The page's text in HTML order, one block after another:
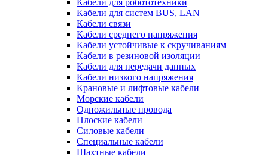
Кабели для робототехники
Кабели для систем BUS, LAN
Кабели связи
Кабели среднего напряжения
Кабели устойчивые к скручиваниям
Кабели в резиновой изоляции
Кабели для передачи данных
Кабели низкого напряжения
Крановые и лифтовые кабели
Морские кабели
Одножильные провода
Плоские кабели
Силовые кабели
Специальные кабели
Шахтные кабели